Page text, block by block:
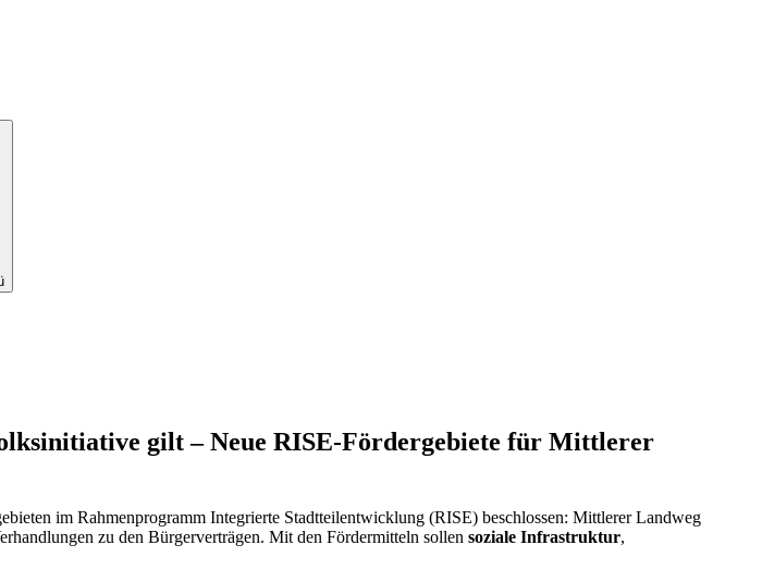
gilt – Neue RISE-Fördergebiete für Mittlerer
im Rahmenprogramm Integrierte Stadtteilentwicklung (RISE) beschlossen: Mittlerer Landweg
zu den Bürgerverträgen. Mit den Fördermitteln sollen soziale Infrastruktur,